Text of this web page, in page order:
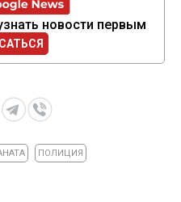
новости первым
ПОЛИЦИЯ